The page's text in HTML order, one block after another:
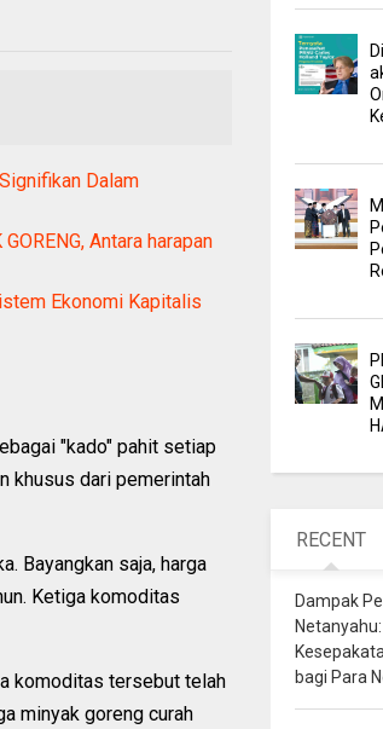
Dalam
Antara harapan
Ekonomi Kapitalis
"kado" pahit setiap
khusus dari pemerintah
Bayangkan saja, harga
Ketiga komoditas
komoditas tersebut telah
minyak goreng curah
RECENT
Dampak
bagi Para